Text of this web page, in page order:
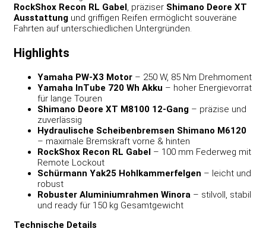
RockShox Recon RL Gabel , präziser Shimano Deore XT
Ausstattung und griffigen Reifen ermöglicht souveräne
Fahrten auf unterschiedlichen Untergründen.
Highlights
Yamaha PW‑X3 Motor – 250 W, 85 Nm Drehmoment
Yamaha InTube 720 Wh Akku – hoher Energievorrat
für lange Touren
Shimano Deore XT M8100 12‑Gang – präzise und
zuverlässig
Hydraulische Scheibenbremsen Shimano M6120
– maximale Bremskraft vorne & hinten
RockShox Recon RL Gabel – 100 mm Federweg mit
Remote Lockout
Schürmann Yak25 Hohlkammerfelgen – leicht und
robust
Robuster Aluminiumrahmen Winora – stilvoll, stabil
und ready für 150 kg Gesamtgewicht
Technische Details